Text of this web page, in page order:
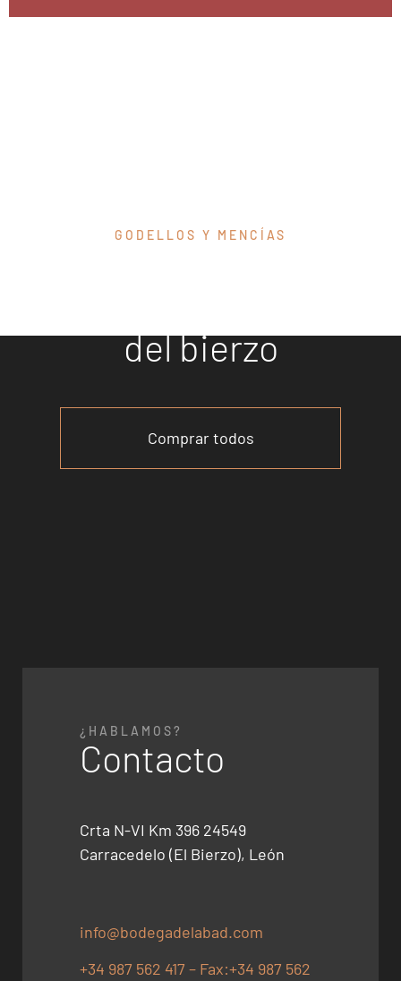
GODELLOS Y MENCÍAS
del bierzo
Comprar todos
¿HABLAMOS?
Contacto
Crta N-VI Km 396 24549
Carracedelo (El Bierzo), León
info@bodegadelabad.com
+34 987 562 417 – Fax:+34 987 562